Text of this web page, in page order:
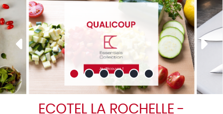
ECOTEL LA ROCHELLE -